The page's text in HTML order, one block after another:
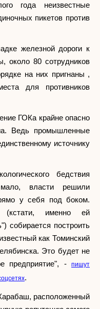
года неизвестные
пикетов против
железной дороги к
около 80 сотрудников
на них пригнаны ,
для противников
ГОКа крайне опасно
Ведь промышленные
источнику
бедствия
власти решили
у себя под боком.
(кстати, именно ей
собирается построить
как Томинский
Это будет не
предприятие", -
пишут
.
расположенный